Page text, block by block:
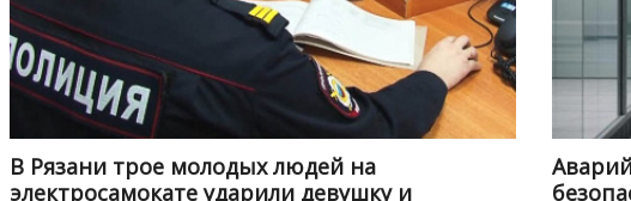
В Рязани трое молодых людей на
электросамокате ударили девушку и